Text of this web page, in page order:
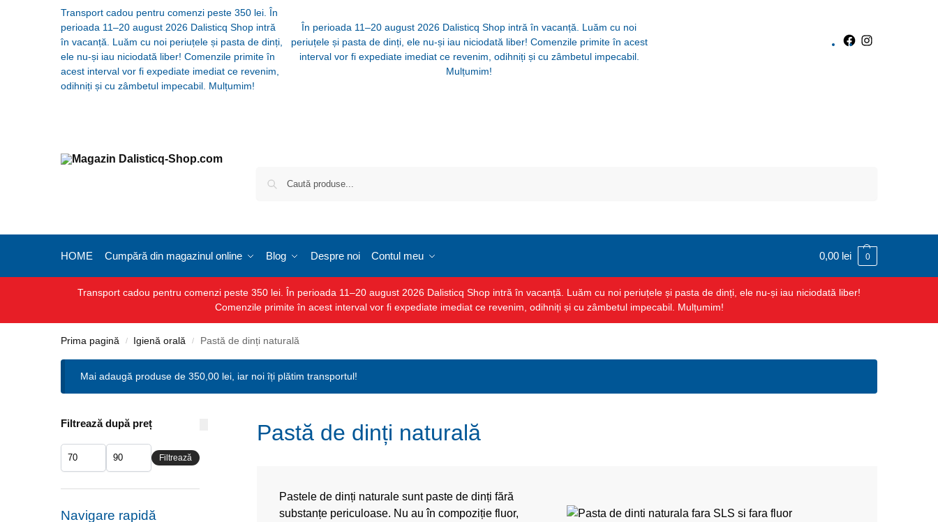
Transport cadou pentru comenzi peste 350 lei. În
perioada 11–20 august 2026 Dalisticq Shop intră
în vacanță. Luăm cu noi periuțele și pasta de dinți,
ele nu-și iau niciodată liber! Comenzile primite în
acest interval vor fi expediate imediat ce revenim,
odihniți și cu zâmbetul impecabil. Mulțumim!
În perioada 11–20 august 2026 Dalisticq Shop intră în vacanță. Luăm cu noi
periuțele și pasta de dinți, ele nu-și iau niciodată liber! Comenzile primite în acest
interval vor fi expediate imediat ce revenim, odihniți și cu zâmbetul impecabil.
Mulțumim!
HOME Cumpără din magazinul online Blog Despre noi Contul meu 0,00 lei 0
Transport cadou pentru comenzi peste 350 lei. În perioada 11–20 august 2026 Dalisticq Shop intră în vacanță. Luăm cu noi periuțele și pasta de dinți, ele nu-și iau niciodată liber!
Comenzile primite în acest interval vor fi expediate imediat ce revenim, odihniți și cu zâmbetul impecabil. Mulțumim!
Prima pagină / Igienă orală / Pastă de dinți naturală
Mai adaugă produse de350,00 lei , iar noi îți plătim transportul!
Pastă de dinți naturală
Pastele de dinți naturale sunt paste de dinți fără
substanțe periculoase. Nu au în compoziție fluor,
Filtrează după preț
Filtrează
Navigare rapidă